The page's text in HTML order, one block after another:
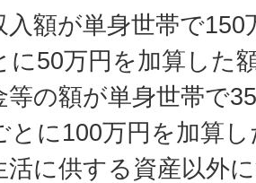
入額が単身世帯で
に50万円を加算した
等の額が単身世帯で
とに100万円を加算
活に供する資産以外